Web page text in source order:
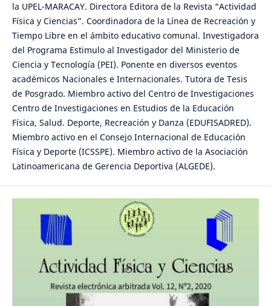
la UPEL-MARACAY. Directora Editora de la Revista “Actividad
Física y Ciencias”. Coordinadora de la Línea de Recreación y
Tiempo Libre en el ámbito educativo comunal. Investigadora
del Programa Estimulo al Investigador del Ministerio de
Ciencia y Tecnología (PEI). Ponente en diversos eventos
académicos Nacionales e Internacionales. Tutora de Tesis
de Posgrado. Miembro activo del Centro de Investigaciones
Centro de Investigaciones en Estudios de la Educación
Física, Salud. Deporte, Recreación y Danza (EDUFISADRED).
Miembro activo en el Consejo Internacional de Educación
Física y Deporte (ICSSPE). Miembro activo de la Asociación
Latinoamericana de Gerencia Deportiva (ALGEDE).